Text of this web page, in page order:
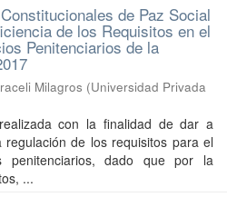
de Paz Social
de los Requisitos en el
Penitenciarios de la
Milagros (Universidad Privada
con la finalidad de dar a
de los requisitos para el
penitenciarios, dado que por la
...